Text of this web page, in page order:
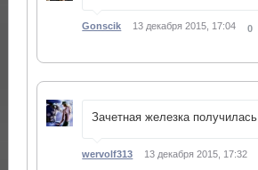
Gonscik 13 декабря 2015, 17:04 0
Зачетная железка получилась
wervolf313 13 декабря 2015, 17:32